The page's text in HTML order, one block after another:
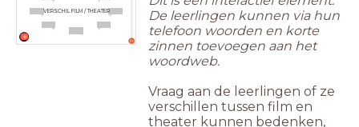
VERSCHIL FILM / THEATER
De leerlingen kunnen via hun
telefoon woorden en korte
zinnen toevoegen aan het
woordweb.
Vraag aan de leerlingen of ze
verschillen tussen film en
theater kunnen bedenken,